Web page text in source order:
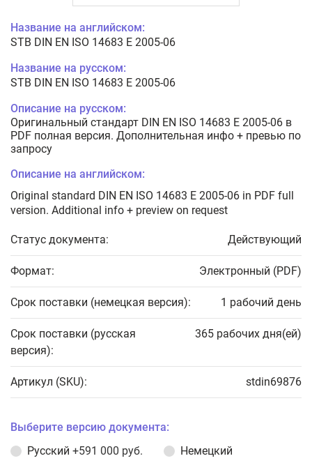
Название на английском:
STB DIN EN ISO 14683 E 2005-06
Название на русском:
STB DIN EN ISO 14683 E 2005-06
Описание на русском:
Оригинальный стандарт DIN EN ISO 14683 E 2005-06 в
PDF полная версия. Дополнительная инфо + превью по
запросу
Описание на английском:
Original standard DIN EN ISO 14683 E 2005-06 in PDF full
version. Additional info + preview on request
Статус документа: Действующий
Формат: Электронный (PDF)
Срок поставки (немецкая версия): 1 рабочий день
Срок поставки (русская
версия):
365 рабочих дня(ей)
Артикул (SKU): stdin69876
Выберите версию документа:
Русский +591 000 руб. Немецкий